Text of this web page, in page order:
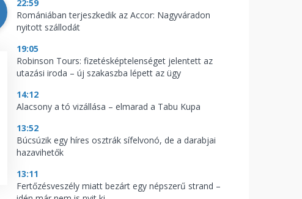
22:59
Romániában terjeszkedik az Accor: Nagyváradon
nyitott szállodát
19:05
Robinson Tours: fizetésképtelenséget jelentett az
utazási iroda – új szakaszba lépett az ügy
14:12
Alacsony a tó vizállása – elmarad a Tabu Kupa
13:52
Búcsúzik egy híres osztrák sífelvonó, de a darabjai
hazavihetők
13:11
Fertőzésveszély miatt bezárt egy népszerű strand –